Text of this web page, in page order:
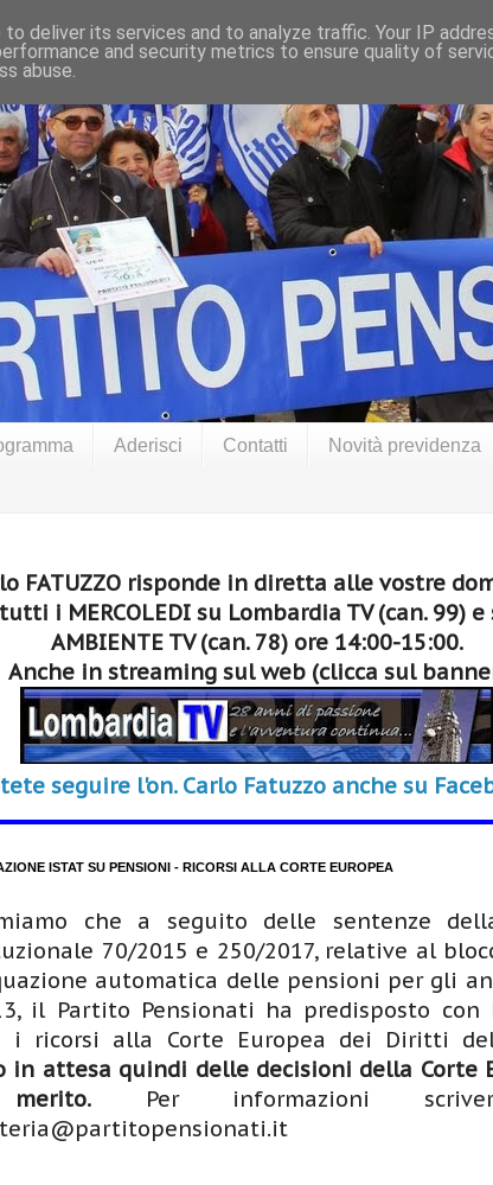
Aderisci Contatti Novità previdenza
FATUZZO risponde in diretta alle vostre
tutti i MERCOLEDI su Lombardia TV (can. 99) e
AMBIENTE TV (can. 78) ore 14:00-15:00.
Anche in streaming sul web (clicca sul
seguire l'on. Carlo Fatuzzo anche su
ISTAT SU PENSIONI - RICORSI ALLA CORTE EUROPEA
che a seguito delle sentenze
70/2015 e 250/2017, relative al
automatica delle pensioni per gli
il Partito Pensionati ha predisposto con
i ricorsi alla Corte Europea dei Diritti
in attesa quindi delle decisioni della Corte
Per informazioni
deliver its services and to analyze traffic. Your IP
and security metrics to ensure quality of
abuse.